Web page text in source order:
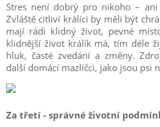
Stres není dobrý pro nikoho –
Zvláště citliví králíci by měli být
mají rádi klidný život, pevné
klidnější život králík má, tím déle
hluk, časté zvedání a změny.
další domácí mazlíčci, jako jsou psi
Za třetí - správné životní